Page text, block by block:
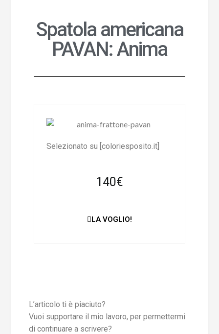
Spatola americana
PAVAN: Anima
Selezionato su [coloriesposito.it]
140€
LA VOGLIO!
L’articolo ti è piaciuto?
Vuoi supportare il mio lavoro, per permettermi
di continuare a scrivere?